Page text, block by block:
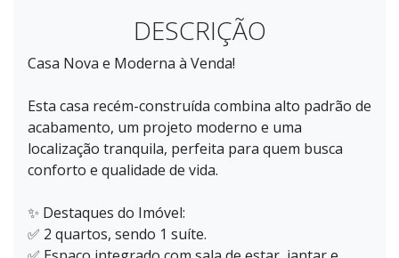
DESCRIÇÃO
Casa Nova e Moderna à Venda!
Esta casa recém-construída combina alto padrão de
acabamento, um projeto moderno e uma
localização tranquila, perfeita para quem busca
conforto e qualidade de vida.
✨ Destaques do Imóvel:
✅ 2 quartos, sendo 1 suíte.